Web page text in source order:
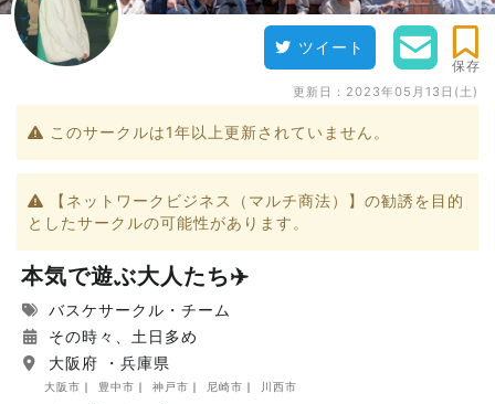
ツイート
保存
更新日： 2023年05月13日(土)
このサークルは1年以上更新されていません。
【ネットワークビジネス（マルチ商法）】の勧誘を目的
としたサークルの可能性があります。
本気で遊ぶ大人たち✈️
バスケサークル・チーム
その時々、土日多め
大阪府 ・兵庫県
大阪市 豊中市 神戸市 尼崎市 川西市